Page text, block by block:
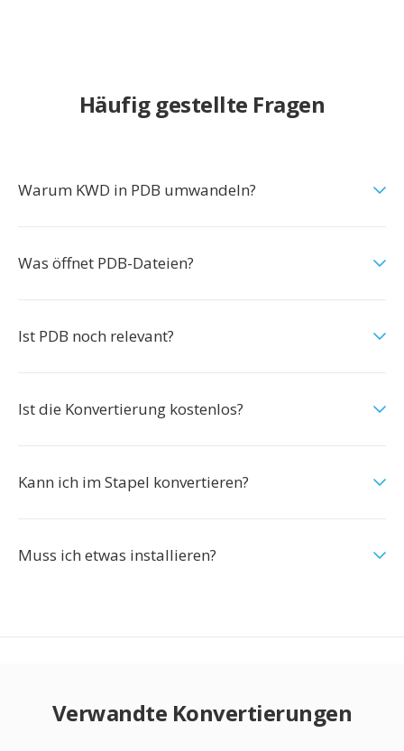
Häufig gestellte Fragen
Warum KWD in PDB umwandeln?
Was öffnet PDB-Dateien?
Ist PDB noch relevant?
Ist die Konvertierung kostenlos?
Kann ich im Stapel konvertieren?
Muss ich etwas installieren?
Verwandte Konvertierungen